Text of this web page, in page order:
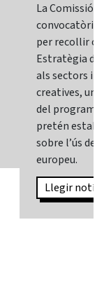
La Comissió
convocatòria
per recollir
Estratègia
als sectors i
creatives,
del programa
pretén
sobre l’ús de
europeu.
Llegir